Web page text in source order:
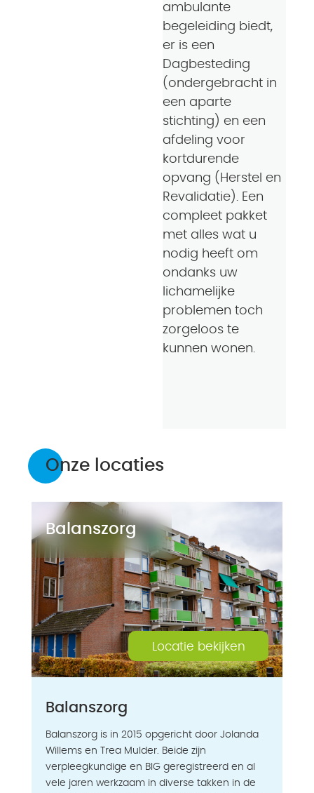
ambulante
begeleiding biedt,
er is een
Dagbesteding
(ondergebracht in
een aparte
stichting) en een
afdeling voor
kortdurende
opvang (Herstel en
Revalidatie). Een
compleet pakket
met alles wat u
nodig heeft om
ondanks uw
lichamelijke
problemen toch
zorgeloos te
kunnen wonen.
Onze locaties
Balanszorg
Locatie bekijken
Balanszorg
Balanszorg is in 2015 opgericht door Jolanda
Willems en Trea Mulder. Beide zijn
verpleegkundige en BIG geregistreerd en al
vele jaren werkzaam in diverse takken in de